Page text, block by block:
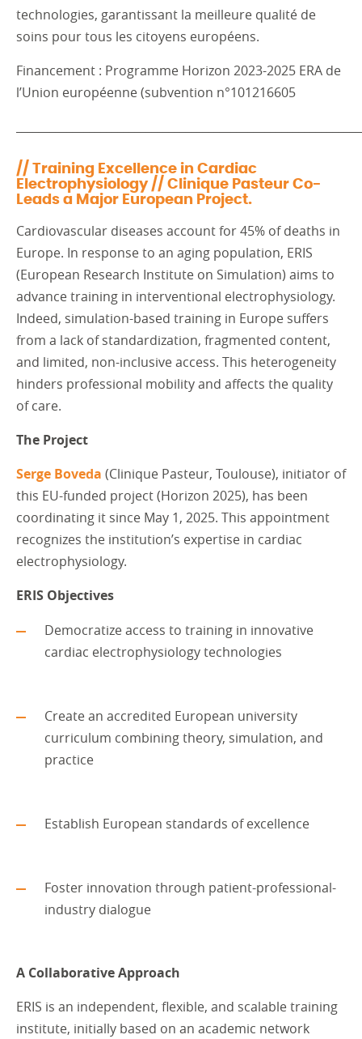
technologies, garantissant la meilleure qualité de
soins pour tous les citoyens européens.
Financement : Programme Horizon 2023-2025 ERA de
l’Union européenne (subvention n°101216605
// Training Excellence in Cardiac
Electrophysiology // Clinique Pasteur Co-
Leads a Major European Project.
Cardiovascular diseases account for 45% of deaths in
Europe. In response to an aging population, ERIS
(European Research Institute on Simulation) aims to
advance training in interventional electrophysiology.
Indeed, simulation-based training in Europe suffers
from a lack of standardization, fragmented content,
and limited, non-inclusive access. This heterogeneity
hinders professional mobility and affects the quality
of care.
The Project
Serge Boveda (Clinique Pasteur, Toulouse), initiator of
this EU-funded project (Horizon 2025), has been
coordinating it since May 1, 2025. This appointment
recognizes the institution’s expertise in cardiac
electrophysiology.
ERIS Objectives
Democratize access to training in innovative
cardiac electrophysiology technologies
Create an accredited European university
curriculum combining theory, simulation, and
practice
Establish European standards of excellence
Foster innovation through patient-professional-
industry dialogue
A Collaborative Approach
ERIS is an independent, flexible, and scalable training
institute, initially based on an academic network